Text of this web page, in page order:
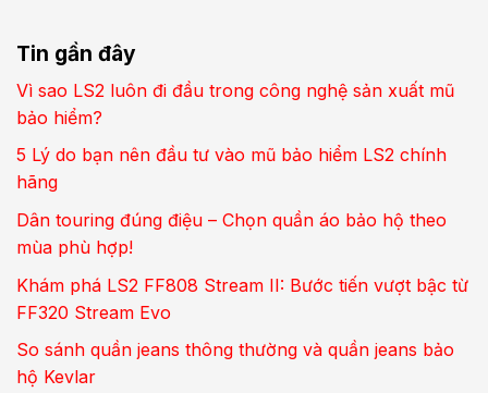
Tin gần đây
Vì sao LS2 luôn đi đầu trong công nghệ sản xuất mũ
bảo hiểm?
5 Lý do bạn nên đầu tư vào mũ bảo hiểm LS2 chính
hãng
Dân touring đúng điệu – Chọn quần áo bảo hộ theo
mùa phù hợp!
Khám phá LS2 FF808 Stream II: Bước tiến vượt bậc từ
FF320 Stream Evo
So sánh quần jeans thông thường và quần jeans bảo
hộ Kevlar